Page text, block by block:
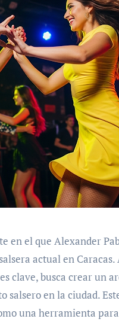
en el que Alexander
actual en
clave, busca crear un
salsero en la ciudad.
una herramienta